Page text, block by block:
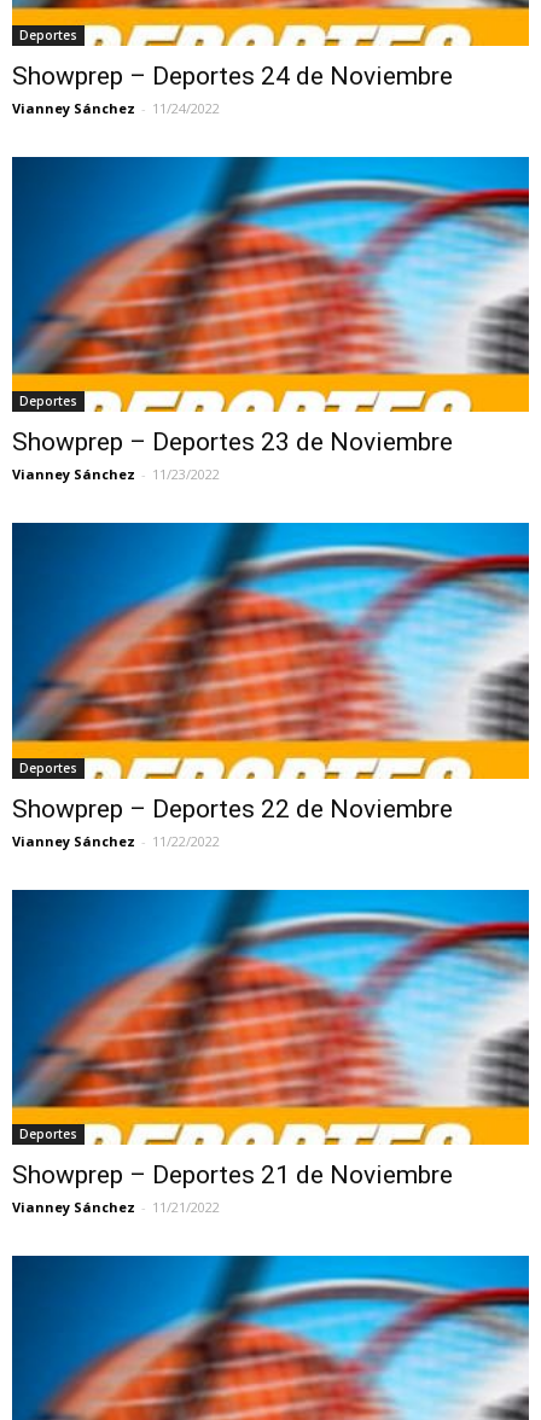
Deportes
Showprep – Deportes 24 de Noviembre
Vianney Sánchez - 11/24/2022
Deportes
Showprep – Deportes 23 de Noviembre
Vianney Sánchez - 11/23/2022
Deportes
Showprep – Deportes 22 de Noviembre
Vianney Sánchez - 11/22/2022
Deportes
Showprep – Deportes 21 de Noviembre
Vianney Sánchez - 11/21/2022